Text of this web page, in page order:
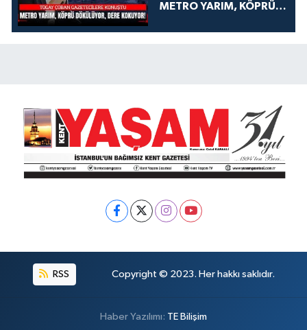
METRO YARIM, KÖPRÜ
KOKUYOR!
RSS Copyright © 2023. Her hakkı saklıdır.
Haber Yazılımı: TE Bilişim